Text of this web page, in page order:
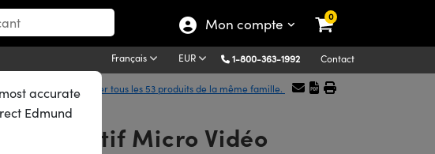
Mon compte 0
Français EUR 1-800-363-1992 Contact
Afficher tous les 53 produits de la même famille.
Objectif Micro Vidéo
accurate
Edmund